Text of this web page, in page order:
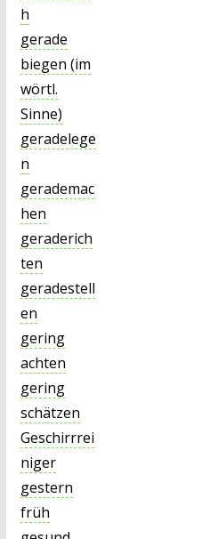
h
gerade
biegen (im
wörtl.
Sinne)
geradelege
n
gerademac
hen
geraderich
ten
geradestell
en
gering
achten
gering
schätzen
Geschirrrei
niger
gestern
früh